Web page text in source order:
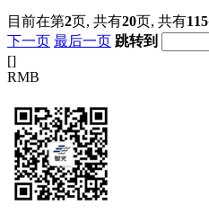
目前在第2页, 共有20页, 共有115
下一页 最后一页 跳转到
[]
RMB